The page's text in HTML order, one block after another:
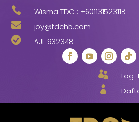
 Wisma TDC : +601131523118

joy@tdchb.com

AJL 932348

Log-
